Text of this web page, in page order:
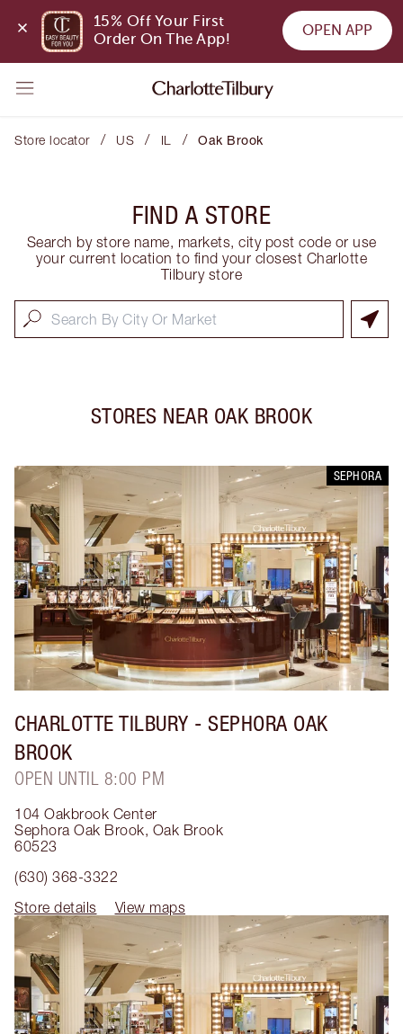
15% Off Your First
Order On The App!
OPEN APP
Store locator / US / IL / Oak Brook
FIND A STORE
Search by store name, markets, city post code or use
your current location to find your closest Charlotte
Tilbury store
STORES NEAR OAK BROOK
SEPHORA
CHARLOTTE TILBURY - SEPHORA OAK
BROOK
OPEN UNTIL 8:00 PM
104 Oakbrook Center
Sephora Oak Brook, Oak Brook
60523
(630) 368-3322
Store details
View maps